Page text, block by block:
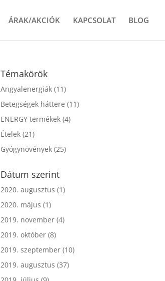
ÁRAK/AKCIÓK KAPCSOLAT BLOG
Témakörök
Angyalenergiák (11)
Betegségek háttere (11)
ENERGY termékek (4)
Ételek (21)
Gyógynövények (25)
Dátum szerint
2020. augusztus (1)
2020. május (1)
2019. november (4)
2019. október (8)
2019. szeptember (10)
2019. augusztus (37)